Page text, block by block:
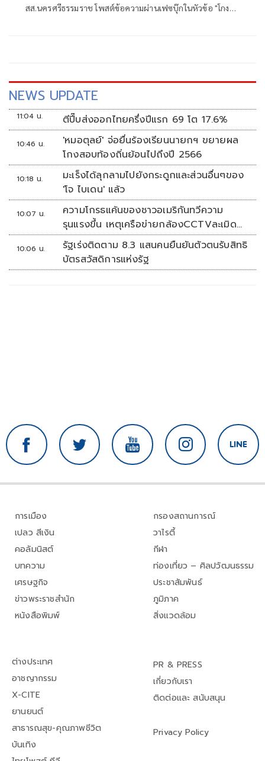
สส.นครศรีธรรมราช โพสต์ข้อความผ่านเฟซบุ๊กในหัวข้อ "โกง
NEWS UPDATE
11:04 น. ตีปี๊บส่งออกไทยครึ่งปีแรก 69 โต 17.6%
10:46 น.
'หมอตุลย์' จ่อยื่นร้องเรียนนายกฯ ขยายผล
โกงสอบท้องถิ่นย้อนไปถึงปี 2566
10:18 น.
มะเร็งได้ลุกลามไปยังกระดูกและส่วนอื่นๆของ
'โจ ไบเดน' แล้ว
10:07 น.
ความโกรธแค้นของชาวอเมริกันทวีความ
รุนแรงขึ้น เหตุเครือข่ายกล้องCCTVละเมิด
ความเป็นส่วนตัว
10:06 น.
รัฐเร่งติดตาม 8.3 แสนคนยืนยันตัวตนรับสิทธิ
บัตรสวัสดิการแห่งรัฐ
การเมือง
เปลว สีเงิน
คอลัมนิสต์
บทความ
เศรษฐกิจ
ข่าวพระราชสำนัก
หนังสือพิมพ์
กรองสถานการณ์
วาไรตี้
กีฬา
ท่องเที่ยว – ศิลปวัฒนธรรม
ประชาสัมพันธ์
ภูมิภาค
สิ่งแวดล้อม
ต่างประเทศ
อาชญากรรม
X-CITE
ยานยนต์
สาธารณสุข-คุณภาพชีวิต
บันเทิง
PR & PRESS
เกี่ยวกับเรา
ติดต่อและ สนับสนุน
Privacy Policy